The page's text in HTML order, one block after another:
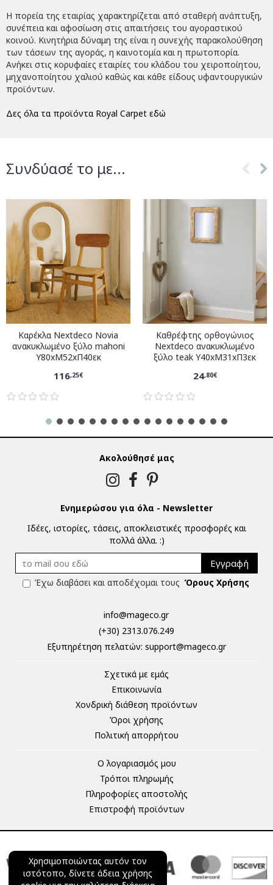
Η πορεία της εταιρίας χαρακτηρίζεται από σταθερή ανάπτυξη,
συνέπεια και αφοσίωση στις απαιτήσεις του αγοραστικού
κοινού. Κινητήρια δύναμη της είναι η συνεχής παρακολούθηση
των τάσεων της αγοράς, η καινοτομία και η πρωτοπορία.
Ανήκει στις κορυφαίες εταιρίες του κλάδου του χειροποίητου,
μηχανοποίητου χαλιού καθώς και κάθε είδους υφαντουργικών
προϊόντων.
Δες όλα τα προϊόντα Royal Carpet εδώ
Συνδύασέ το με...
Καρέκλα Nextdeco Novia
ανακυκλωμένο ξύλο mahoni
Υ80xM52xΠ40εκ
116,25€
Καθρέφτης ορθογώνιος
Nextdeco ανακυκλωμένο
ξύλο teak Υ40xM31xΠ3εκ
24,80€
Χρησιμοποιώντας αυτόν τον
ιστότοπο, δίνετε άδεια χρήσης
Ακολούθησέ μας
Ενημερώσου για όλα - Newsletter
Ιδέες, ιστορίες, τάσεις, αποκλειστικές προσφορές και
πολλά άλλα. :)
Εγγραφή
Έχω διαβάσει και αποδέχομαι τους Όρους Χρήσης
info@mageco.gr
(+30) 2313.076.249
Eξυπηρέτηση πελατών: support@mageco.gr
Σχετικά με εμάς
Επικοινωνία
Χονδρική διάθεση προϊόντων
Όροι χρήσης
Πολιτική απορρήτου
Ο λογαριασμός μου
Τρόποι πληρωμής
Πληροφορίες αποστολής
Επιστροφή προϊόντων